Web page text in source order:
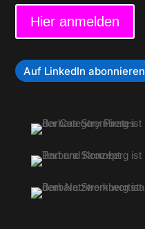
Hier anmelden
Auf LinkedIn abonnieren